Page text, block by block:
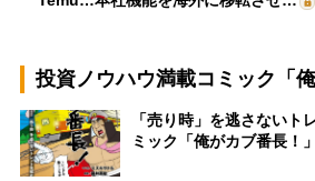
投資ノウハウ満載コミック「
「売り時」を逃さない
ミック「俺がカブ番長！